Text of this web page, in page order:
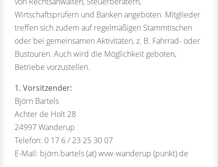
Wirtschaftsprüfern und Banken angeboten. Mitglieder
treffen sich zudem auf regelmäßigen Stammtischen
oder bei gemeinsamen Aktivitäten, z. B. Fahrrad- oder
Bustouren. Auch wird die Möglichkeit geboten,
Betriebe vorzustellen.
1. Vorsitzender:
Björn Bartels
Achter de Holt 28
24997 Wanderup
Telefon: 0 17 6 / 23 25 30 07
E-Mail: björn.bartels (at) wvw-wanderup (punkt) de